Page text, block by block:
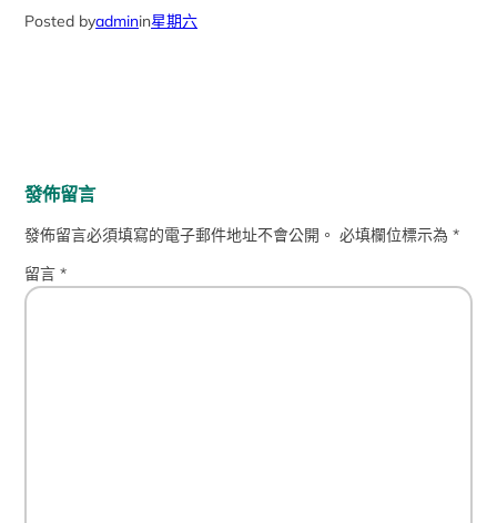
Posted byadminin星期六
發佈留言
發佈留言必須填寫的電子郵件地址不會公開。 必填欄位標示為*
留言*